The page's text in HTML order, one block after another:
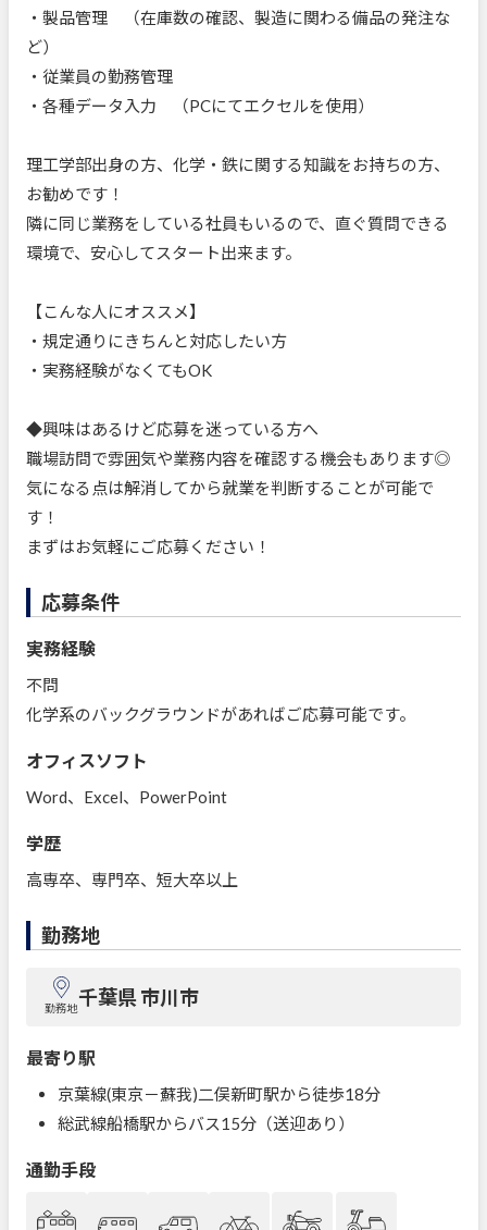
・製品管理 （在庫数の確認、製造に関わる備品の発注な
ど）
・従業員の勤務管理
・各種データ入力 （PCにてエクセルを使用）
理工学部出身の方、化学・鉄に関する知識をお持ちの方、
お勧めです！
隣に同じ業務をしている社員もいるので、直ぐ質問できる
環境で、安心してスタート出来ます。
【こんな人にオススメ】
・規定通りにきちんと対応したい方
・実務経験がなくてもOK
◆興味はあるけど応募を迷っている方へ
職場訪問で雰囲気や業務内容を確認する機会もあります◎
気になる点は解消してから就業を判断することが可能で
す！
まずはお気軽にご応募ください！
応募条件
実務経験
不問
化学系のバックグラウンドがあればご応募可能です。
オフィスソフト
Word、Excel、PowerPoint
学歴
高専卒、専門卒、短大卒以上
勤務地
勤務地千葉県 市川市
最寄り駅
京葉線(東京－蘇我)二俣新町駅から徒歩18分
総武線船橋駅からバス15分（送迎あり）
通勤手段